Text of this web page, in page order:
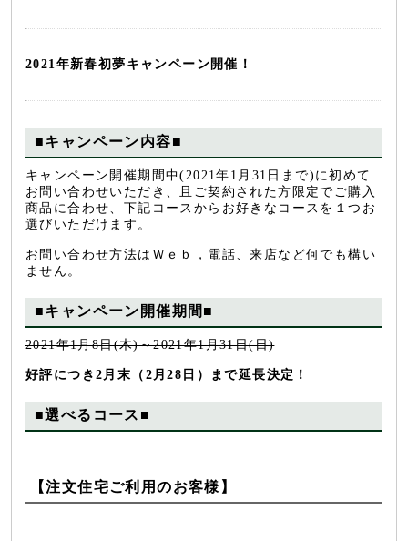
2021年新春初夢キャンペーン開催！
■キャンペーン内容■
キャンペーン開催期間中(2021年1月31日まで)に初めて
お問い合わせいただき、且ご契約された方限定でご購入
商品に合わせ、下記コースからお好きなコースを１つお
選びいただけます。
お問い合わせ方法はＷｅｂ，電話、来店など何でも構い
ません。
■キャンペーン開催期間■
2021年1月8日(木)～2021年1月31日(日)
好評につき2月末（2月28日）まで延長決定！
■選べるコース■
【注文住宅ご利用のお客様】